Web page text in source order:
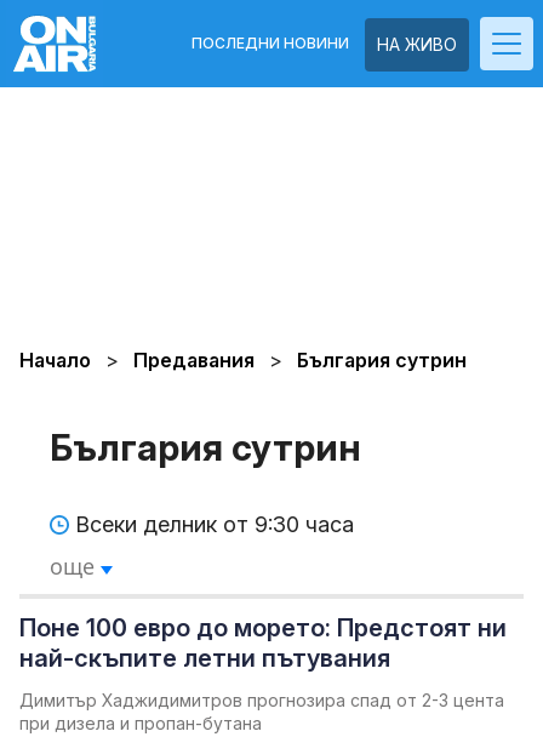
НА ЖИВО
ПОСЛЕДНИ НОВИНИ
Начало Предавания България сутрин
България сутрин
Всеки делник от 9:30 часа
още
Поне 100 евро до морето: Предстоят ни
най-скъпите летни пътувания
Димитър Хаджидимитров прогнозира спад от 2-3 цента
при дизела и пропан-бутана